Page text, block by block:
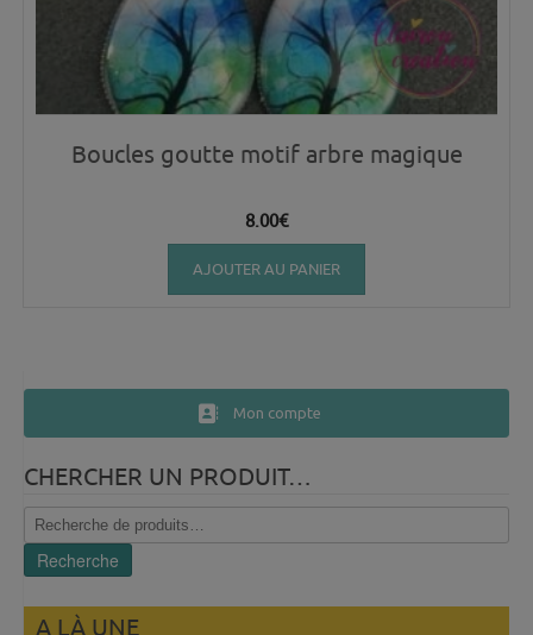
Boucles goutte motif arbre magique
8.00€
AJOUTER AU PANIER
Mon compte
CHERCHER UN PRODUIT…
Recherche
pour :
Recherche
A LÀ UNE